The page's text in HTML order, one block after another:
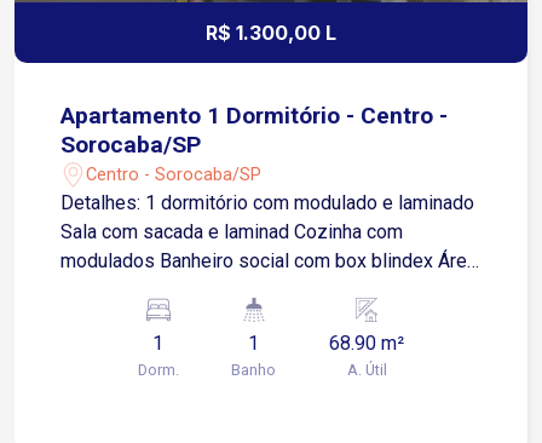
R$ 1.300,00 L
Apartamento 1 Dormitório - Centro -
Sorocaba/SP
Centro - Sorocaba/SP
Detalhes: 1 dormitório com modulado e laminado
Sala com sacada e laminad Cozinha com
modulados Banheiro social com box blindex Área
locação em localização estratégica no Centro de
Sorocaba, em frente à Praça Coronel Fernando
1
Dorm.
1
Banho
68.90 m²
A. Útil